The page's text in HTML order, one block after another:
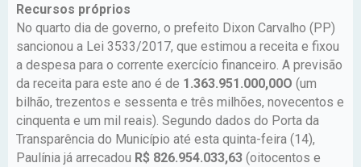
Recursos próprios
No quarto dia de governo, o prefeito Dixon Carvalho (PP)
sancionou a Lei 3533/2017, que estimou a receita e fixou
a despesa para o corrente exercício financeiro. A previsão
da receita para este ano é de 1.363.951.000,00O (um
bilhão, trezentos e sessenta e três milhões, novecentos e
cinquenta e um mil reais). Segundo dados do Porta da
Transparência do Município até esta quinta-feira (14),
Paulínia já arrecadou R$ 826.954.033,63 (oitocentos e